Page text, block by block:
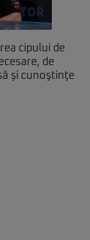
cipului de
de
şi cunoştinţe